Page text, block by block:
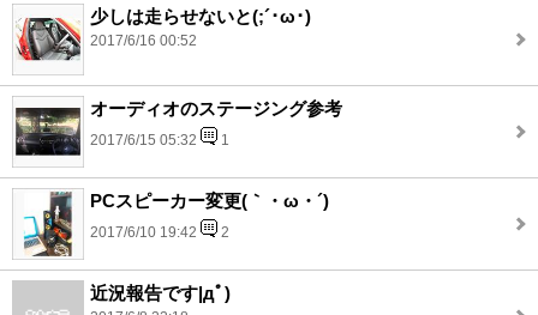
少しは走らせないと(;´･ω･)
2017/6/16 00:52
オーディオのステージング参考
2017/6/15 05:32 1
PCスピーカー変更(｀・ω・´)
2017/6/10 19:42 2
近況報告です|дﾟ)